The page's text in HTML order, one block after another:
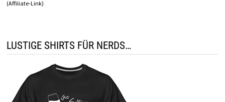
(Affiliate-Link)
LUSTIGE SHIRTS FÜR NERDS…